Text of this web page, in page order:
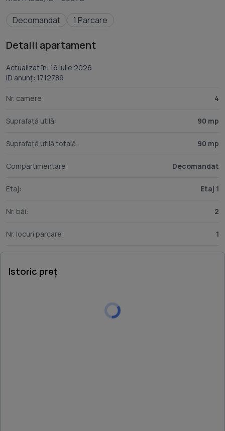
Decomandat
1 Parcare
Detalii apartament
Actualizat în: 16 Iulie 2026
ID anunț: 1712789
Nr. camere: 4
Suprafață utilă: 90 mp
Suprafață utilă totală: 90 mp
Compartimentare: Decomandat
Etaj: Etaj 1
Nr. băi: 2
Nr. locuri parcare: 1
Istoric preț